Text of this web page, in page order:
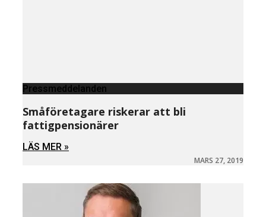
Pressmeddelanden
Småföretagare riskerar att bli
fattigpensionärer
LÄS MER »
MARS 27, 2019